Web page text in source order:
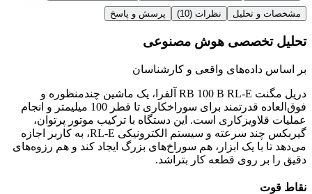
مشخصات و تحلیل
نظرات (10) پرسش و پاسخ
تحلیل تخصصی هوش مصنوعی
بر اساس داده‌های واقعی و کارشناسان
دریل مگنت RB 100 B RL-E آلفرا، یک ماشین چندمنظوره و
فوق‌العاده قدرتمند برای سوراخکاری تا قطر 100 میلیمتر و انجام
عملیات قلاویزکاری است. این دستگاه با ترکیب موتور پرتوان،
گیربکس چند سرعته و سیستم الکترونیکی RL-E، به کاربر اجازه
می‌دهد تا با یک ابزار، هم سوراخ‌های بزرگ ایجاد کند و هم رزوه‌های
دقیق را بر روی قطعه کار بتراشد.
نقاط قوت